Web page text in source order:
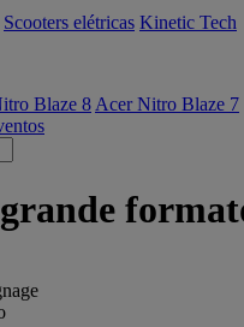
Scooters elétricas Kinetic Tech
Blaze 8 Acer Nitro Blaze 7